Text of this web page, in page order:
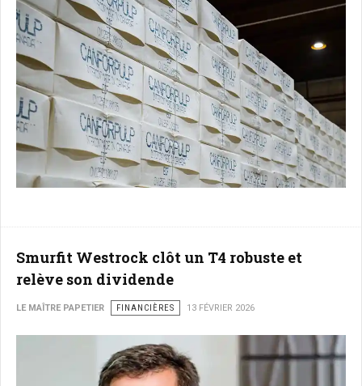
Smurfit Westrock clôt un T4 robuste et
relève son dividende
LE MAÎTRE PAPETIER FINANCIÈRES 13 FÉVRIER 2026